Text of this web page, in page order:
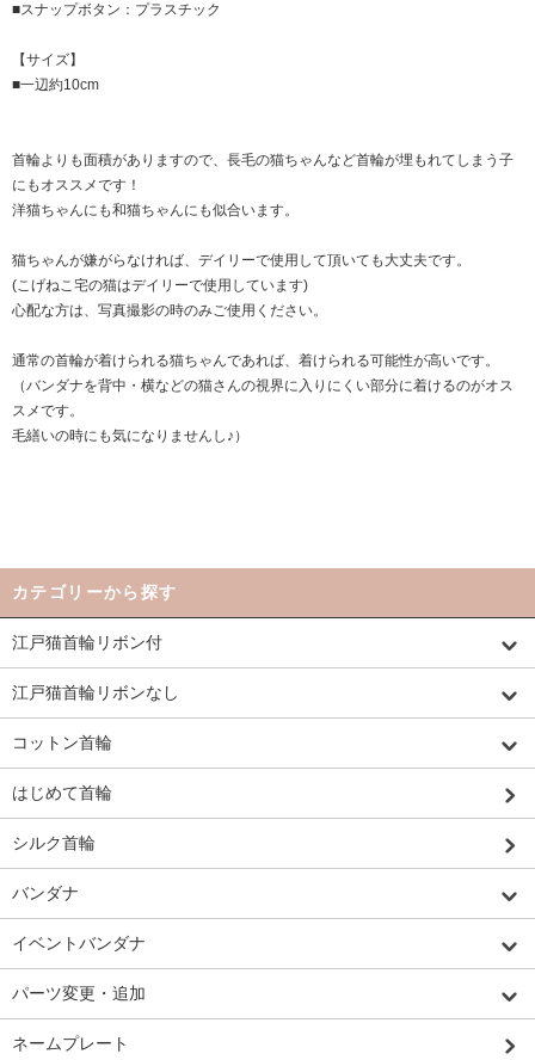
■スナップボタン：プラスチック
【サイズ】
■一辺約10cm
首輪よりも面積がありますので、長毛の猫ちゃんなど首輪が埋もれてしまう子
にもオススメです！
洋猫ちゃんにも和猫ちゃんにも似合います。
猫ちゃんが嫌がらなければ、デイリーで使用して頂いても大丈夫です。
(こげねこ宅の猫はデイリーで使用しています)
心配な方は、写真撮影の時のみご使用ください。
通常の首輪が着けられる猫ちゃんであれば、着けられる可能性が高いです。
（バンダナを背中・横などの猫さんの視界に入りにくい部分に着けるのがオス
スメです。
毛繕いの時にも気になりませんし♪）
カテゴリーから探す
江戸猫首輪リボン付
江戸猫首輪リボンなし
コットン首輪
はじめて首輪
シルク首輪
バンダナ
イベントバンダナ
パーツ変更・追加
ネームプレート